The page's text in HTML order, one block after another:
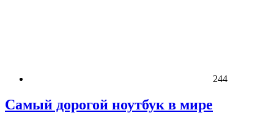
244
Самый дорогой ноутбук в мире